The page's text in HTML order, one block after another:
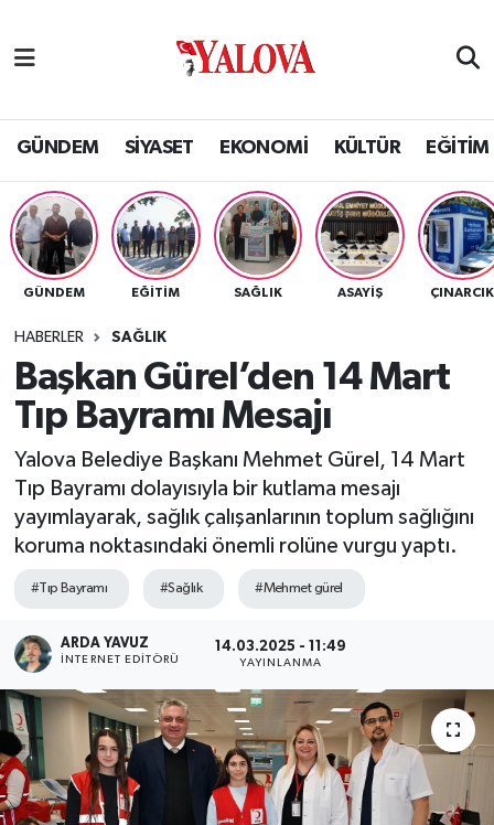
GÜNDEM SİYASET EKONOMİ KÜLTÜR EĞİTİM
GÜNDEM EĞİTİM SAĞLIK ASAYİŞ ÇINARCIK
HABERLER SAĞLIK
Başkan Gürel’den 14 Mart
Tıp Bayramı Mesajı
Yalova Belediye Başkanı Mehmet Gürel, 14 Mart
Tıp Bayramı dolayısıyla bir kutlama mesajı
yayımlayarak, sağlık çalışanlarının toplum sağlığını
koruma noktasındaki önemli rolüne vurgu yaptı.
#Tıp Bayramı #Sağlık #Mehmet gürel
ARDA YAVUZ
İNTERNET EDITÖRÜ
14.03.2025 - 11:49
YAYINLANMA
SİYASET
EKONOMİ
KÜLTÜR
BİLİM VE TEKNOLOJİ
ASAYİŞ
SAĞLIK
SPOR
ULUSAL
İLÇELERİMİZ
RESMİ İLAN
Yalova Nöbetçi Eczaneler
Yalova Hava Durumu
Yalova Namaz Vakitleri
Yalova Trafik Yoğunluk Haritası
Tüm Manşetler
Son Dakika Haberleri
Haber Arşivi